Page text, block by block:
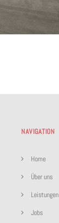
NAVIGATION
Home
Über uns
Leistungen
Jobs